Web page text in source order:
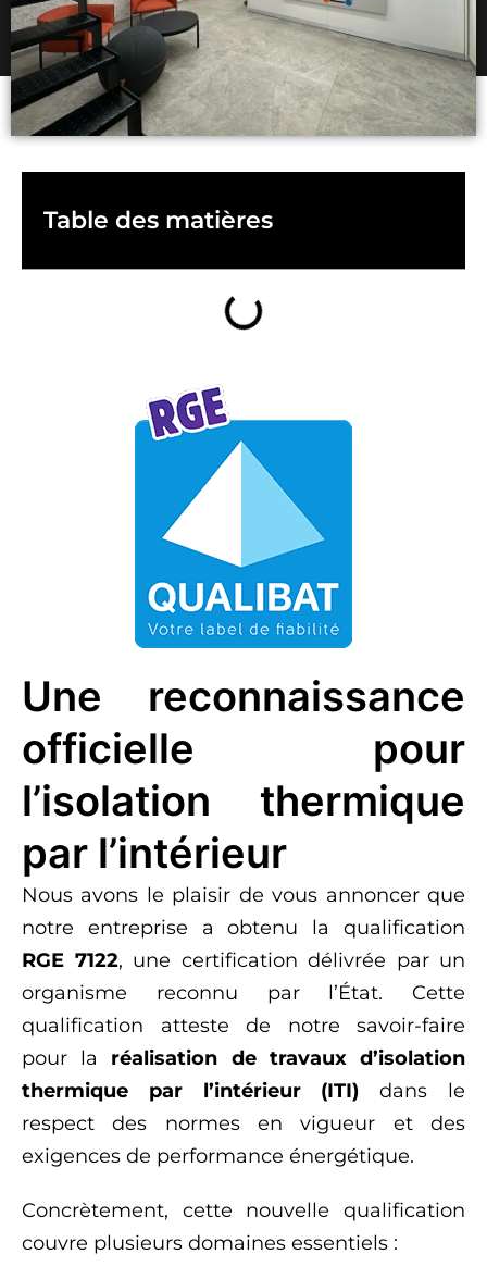
Table des matières
Une reconnaissance
officielle pour
l’isolation thermique
par l’intérieur
Nous avons le plaisir de vous annoncer que
notre entreprise a obtenu la qualification
RGE 7122, une certification délivrée par un
organisme reconnu par l’État. Cette
qualification atteste de notre savoir-faire
pour la réalisation de travaux d’isolation
thermique par l’intérieur (ITI) dans le
respect des normes en vigueur et des
exigences de performance énergétique.
Concrètement, cette nouvelle qualification
couvre plusieurs domaines essentiels :